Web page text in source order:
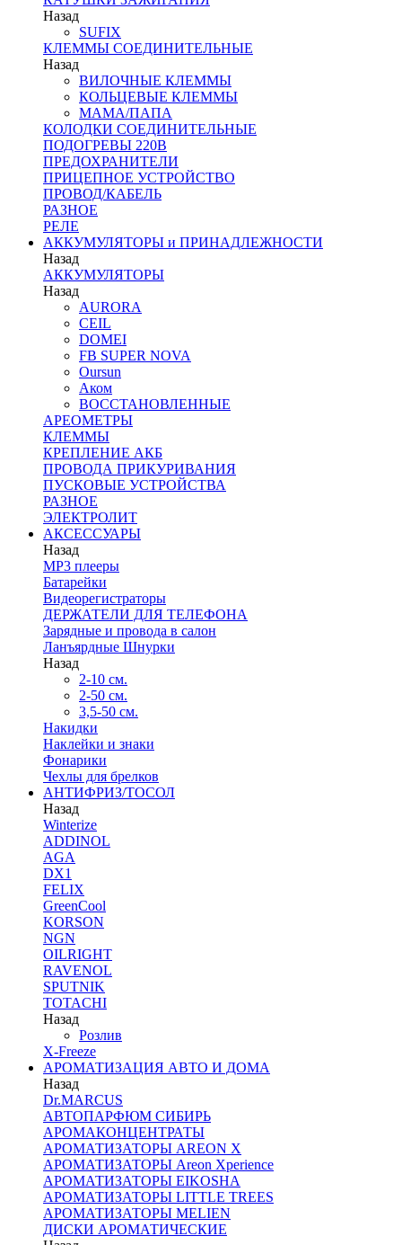
Назад
SUFIX
КЛЕММЫ СОЕДИНИТЕЛЬНЫЕ
Назад
ВИЛОЧНЫЕ КЛЕММЫ
КОЛЬЦЕВЫЕ КЛЕММЫ
МАМА/ПАПА
КОЛОДКИ СОЕДИНИТЕЛЬНЫЕ
ПОДОГРЕВЫ 220В
ПРЕДОХРАНИТЕЛИ
ПРИЦЕПНОЕ УСТРОЙСТВО
ПРОВОД/КАБЕЛЬ
РАЗНОЕ
РЕЛЕ
АККУМУЛЯТОРЫ и ПРИНАДЛЕЖНОСТИ
Назад
АККУМУЛЯТОРЫ
Назад
AURORA
CEIL
DOMEI
FB SUPER NOVA
Oursun
Аком
ВОССТАНОВЛЕННЫЕ
АРЕОМЕТРЫ
КЛЕММЫ
КРЕПЛЕНИЕ АКБ
ПРОВОДА ПРИКУРИВАНИЯ
ПУСКОВЫЕ УСТРОЙСТВА
РАЗНОЕ
ЭЛЕКТРОЛИТ
АКСЕССУАРЫ
Назад
MP3 плееры
Батарейки
Видеорегистраторы
ДЕРЖАТЕЛИ ДЛЯ ТЕЛЕФОНА
Зарядные и провода в салон
Ланъярдные Шнурки
Назад
2-10 см.
2-50 см.
3,5-50 см.
Накидки
Наклейки и знаки
Фонарики
Чехлы для брелков
АНТИФРИЗ/ТОСОЛ
Назад
Winterize
ADDINOL
AGA
DX1
FELIX
GreenCool
KORSON
NGN
OILRIGHT
RAVENOL
SPUTNIK
TOTACHI
Назад
Розлив
X-Freeze
АРОМАТИЗАЦИЯ АВТО И ДОМА
Назад
Dr.MARCUS
АВТОПАРФЮМ СИБИРЬ
АРОМАКОНЦЕНТРАТЫ
АРОМАТИЗАТОРЫ AREON X
АРОМАТИЗАТОРЫ Areon Xperience
АРОМАТИЗАТОРЫ EIKOSHA
АРОМАТИЗАТОРЫ LITTLE TREES
АРОМАТИЗАТОРЫ MELIEN
ДИСКИ АРОМАТИЧЕСКИЕ